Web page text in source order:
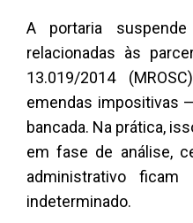
A portaria
relacionadas às
13.019/2014
emendas impositivas
bancada. Na prática,
em fase de análise,
administrativo ficam
indeterminado.